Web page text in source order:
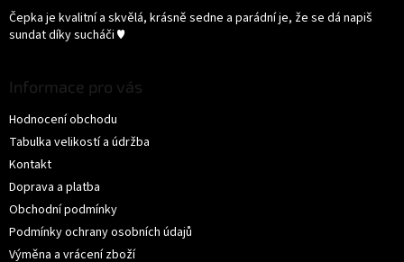
Čepka je kvalitní a skvělá, krásně sedne a parádní je, že se dá napiš
sundat díky sucháči ♥️
Informace pro vás
Hodnocení obchodu
Tabulka velikostí a údržba
Kontakt
Doprava a platba
Obchodní podmínky
Podmínky ochrany osobních údajů
Výměna a vrácení zboží